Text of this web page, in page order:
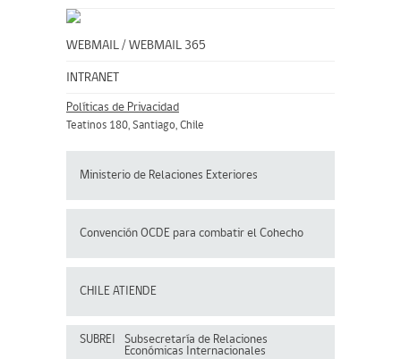
WEBMAIL / WEBMAIL 365
INTRANET
Políticas de Privacidad
Teatinos 180, Santiago, Chile
Ministerio de Relaciones Exteriores
Convención OCDE para combatir el Cohecho
CHILE ATIENDE
SUBREI
Subsecretaría de Relaciones
Económicas Internacionales